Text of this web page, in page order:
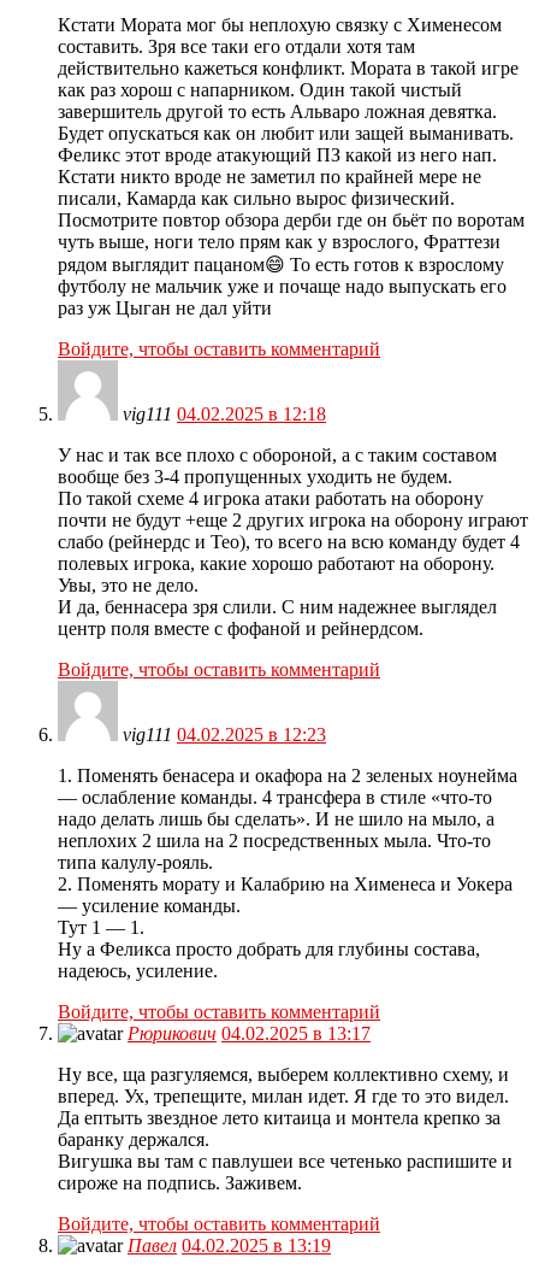
Кстати Мората мог бы неплохую связку с Хименесом
составить. Зря все таки его отдали хотя там
действительно кажеться конфликт. Мората в такой игре
как раз хорош с напарником. Один такой чистый
завершитель другой то есть Альваро ложная девятка.
Будет опускаться как он любит или защей выманивать.
Феликс этот вроде атакующий ПЗ какой из него нап.
Кстати никто вроде не заметил по крайней мере не
писали, Камарда как сильно вырос физический.
Посмотрите повтор обзора дерби где он бьёт по воротам
чуть выше, ноги тело прям как у взрослого, Фраттези
рядом выглядит пацаном😄 То есть готов к взрослому
футболу не мальчик уже и почаще надо выпускать его
раз уж Цыган не дал уйти
Войдите, чтобы оставить комментарий
vig111 04.02.2025 в 12:18
У нас и так все плохо с обороной, а с таким составом
вообще без 3-4 пропущенных уходить не будем.
По такой схеме 4 игрока атаки работать на оборону
почти не будут +еще 2 других игрока на оборону играют
слабо (рейнердс и Тео), то всего на всю команду будет 4
полевых игрока, какие хорошо работают на оборону.
Увы, это не дело.
И да, беннасера зря слили. С ним надежнее выглядел
центр поля вместе с фофаной и рейнердсом.
Войдите, чтобы оставить комментарий
vig111 04.02.2025 в 12:23
1. Поменять бенасера и окафора на 2 зеленых ноунейма
— ослабление команды. 4 трансфера в стиле «что-то
надо делать лишь бы сделать». И не шило на мыло, а
неплохих 2 шила на 2 посредственных мыла. Что-то
типа калулу-рояль.
2. Поменять морату и Калабрию на Хименеса и Уокера
— усиление команды.
Тут 1 — 1.
Ну а Феликса просто добрать для глубины состава,
надеюсь, усиление.
Войдите, чтобы оставить комментарий
Рюрикович 04.02.2025 в 13:17
Ну все, ща разгуляемся, выберем коллективно схему, и
вперед. Ух, трепещите, милан идет. Я где то это видел.
Да ептыть звездное лето китаица и монтела крепко за
баранку держался.
Вигушка вы там с павлушеи все четенько распишите и
сироже на подпись. Заживем.
Войдите, чтобы оставить комментарий
Павел 04.02.2025 в 13:19